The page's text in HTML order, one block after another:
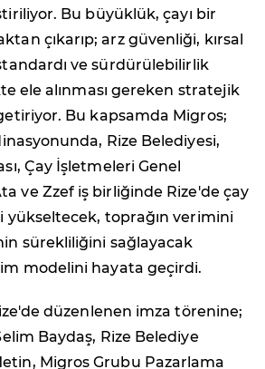
Bu büyüklük, çayı bir
çıkarıp; arz güvenliği, kırsal
ve sürdürülebilirlik
ele alınması gereken stratejik
Bu kapsamda Migros;
Rize Belediyesi,
Çay İşletmeleri Genel
ve Zzef iş birliğinde Rize'de çay
yükseltecek, toprağın verimini
sürekliliğini sağlayacak
modelini hayata geçirdi.
düzenlenen imza törenine;
Baydaş, Rize Belediye
Migros Grubu Pazarlama